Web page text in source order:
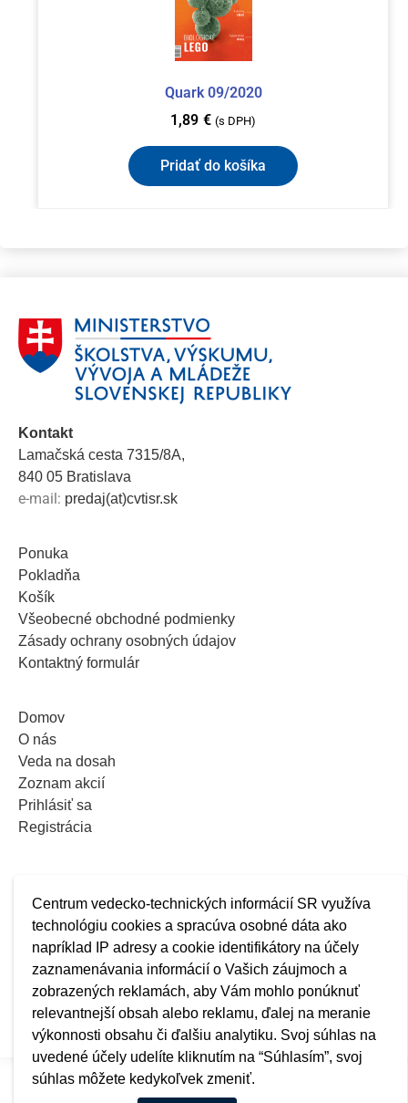
Centrum vedecko-technických informácií SR využíva
technológiu cookies a spracúva osobné dáta ako
napríklad IP adresy a cookie identifikátory na účely
zaznamenávania informácií o Vašich záujmoch a
zobrazených reklamách, aby Vám mohlo ponúknuť
relevantnejší obsah alebo reklamu, ďalej na meranie
výkonnosti obsahu či ďalšiu analytiku. Svoj súhlas na
uvedené účely udelíte kliknutím na “Súhlasím”, svoj
súhlas môžete kedykoľvek zmeniť.
Quark 09/2020
1,89 € (s DPH)
Pridať do košíka
Kontakt
Lamačská cesta 7315/8A,
840 05 Bratislava
e-mail: predaj(at)cvtisr.sk
Ponuka
Pokladňa
Košík
Všeobecné obchodné podmienky
Zásady ochrany osobných údajov
Kontaktný formulár
Domov
O nás
Veda na dosah
Zoznam akcií
Prihlásiť sa
Registrácia